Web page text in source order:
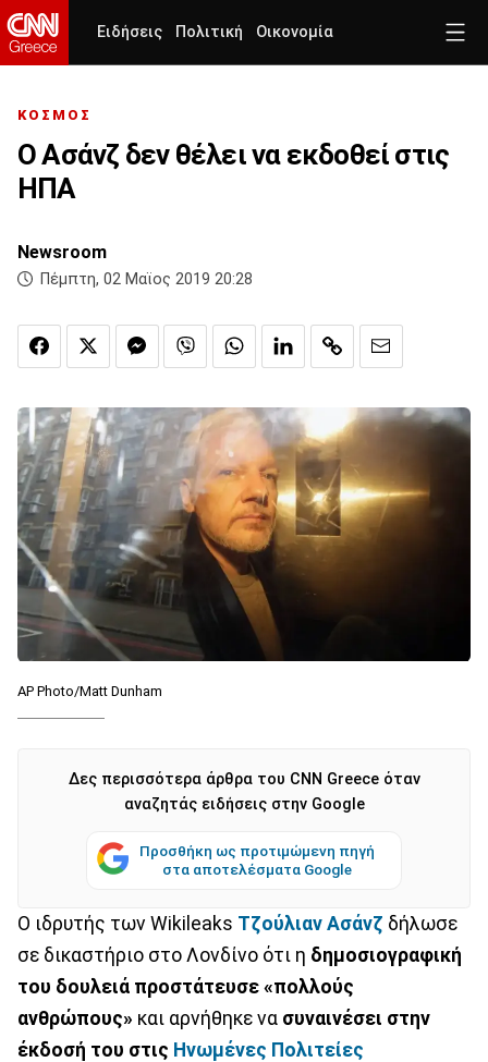
Ειδήσεις Πολιτική Οικονομία
ΚΟΣΜΟΣ
Ο Ασάνζ δεν θέλει να εκδοθεί στις
ΗΠΑ
Newsroom
Πέμπτη, 02 Μαϊος 2019 20:28
AP Photo/Matt Dunham
Δες περισσότερα άρθρα του CNN Greece όταν
αναζητάς ειδήσεις στην Google
Προσθήκη ως προτιμώμενη πηγή
στα αποτελέσματα Google
Ο ιδρυτής των Wikileaks Τζούλιαν Ασάνζ δήλωσε
σε δικαστήριο στο Λονδίνο ότι η δημοσιογραφική
του δουλειά προστάτευσε «πολλούς
ανθρώπους» και αρνήθηκε να συναινέσει στην
έκδοσή του στις Ηνωμένες Πολιτείες